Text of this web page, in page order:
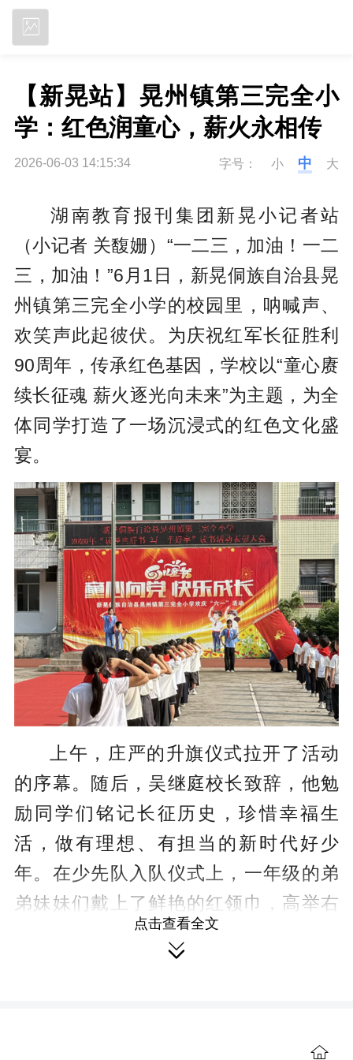
【新晃站】晃州镇第三完全小
学：红色润童心，薪火永相传
2026-06-03 14:15:34 字号： 小 中 大
湖南教育报刊集团新晃小记者站
（小记者 关馥姗）“一二三，加油！一二
三，加油！”6月1日，新晃侗族自治县晃
州镇第三完全小学的校园里，呐喊声、
欢笑声此起彼伏。为庆祝红军长征胜利
90周年，传承红色基因，学校以“童心赓
续长征魂 薪火逐光向未来”为主题，为全
体同学打造了一场沉浸式的红色文化盛
宴。
上午，庄严的升旗仪式拉开了活动
的序幕。随后，吴继庭校长致辞，他勉
励同学们铭记长征历史，珍惜幸福生
活，做有理想、有担当的新时代好少
年。在少先队入队仪式上，一年级的弟
弟妹妹们戴上了鲜艳的红领巾，高举右
拳，在队旗下庄严宣誓。
点击查看全文
